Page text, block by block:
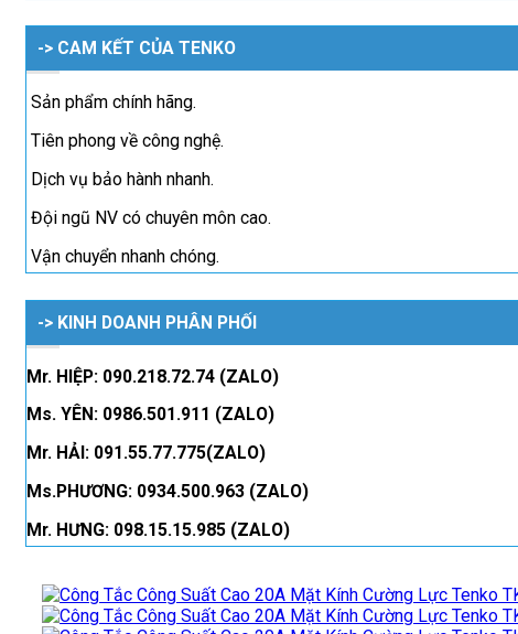
-> CAM KẾT CỦA TENKO
Sản phẩm chính hãng.
Tiên phong về công nghệ.
Dịch vụ bảo hành nhanh.
Đội ngũ NV có chuyên môn cao.
Vận chuyển nhanh chóng.
-> KINH DOANH PHÂN PHỐI
Mr. HIỆP: 090.218.72.74 (ZALO)
Ms. YÊN: 0986.501.911 (ZALO)
Mr. HẢI: 091.55.77.775(ZALO)
Ms.PHƯƠNG: 0934.500.963 (ZALO)
Mr. HƯNG: 098.15.15.985 (ZALO)